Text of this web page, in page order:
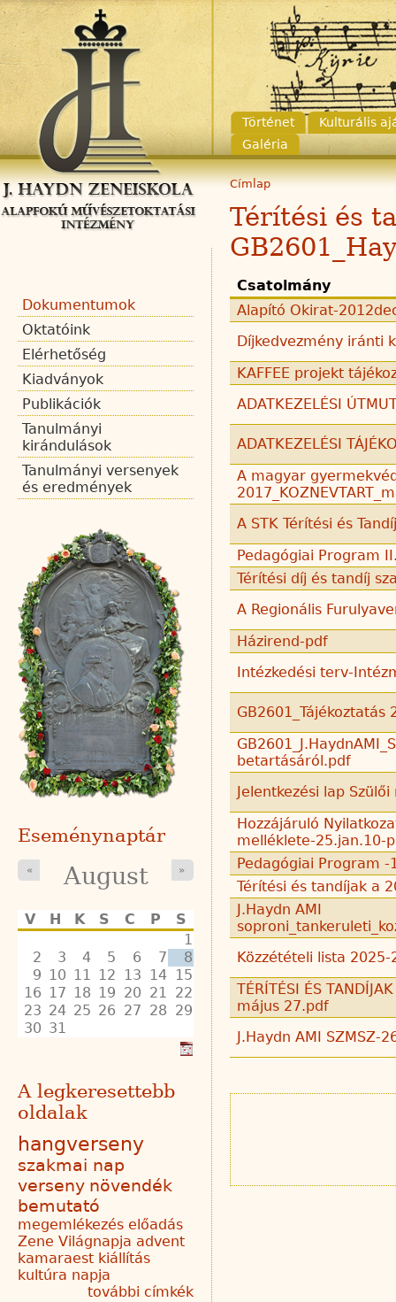
Történet
Kulturális
Galéria
Címlap
Térítési és
Csatolmány
Alapító Okirat-
Díjkedvezmény iránti
KAFFEE projekt
ADATKEZELÉSI
ADATKEZELÉSI
A magyar
A STK Térítési és
Pedagógiai Program
Térítési díj és tandíj
A Regionális
Házirend-pdf
Intézkedési terv-
betartásáról.pdf
Jelentkezési lap
Hozzájáruló
melléklete-25.jan.10-
Pedagógiai Program
Térítési és tandíjak a
J.Haydn AMI
Közzétételi lista
TÉRÍTÉSI ÉS
május 27.pdf
J.Haydn AMI SZMSZ-
Dokumentumok
Oktatóink
Elérhetőség
Kiadványok
Publikációk
Tanulmányi
kirándulások
Tanulmányi versenyek
és eredmények
Eseménynaptár
« August »
V H K S C P
S
1
2
3 4 5 6 7
8
9 10 11 12 13 14 15
16 17 18 19 20 21
22
23 24 25 26 27 28 29
30 31
A legkeresettebb
oldalak
hangverseny
szakmai nap
verseny növendék
bemutató
megemlékezés előadás
Zene Világnapja advent
kamaraest kiállítás
kultúra napja
további címkék